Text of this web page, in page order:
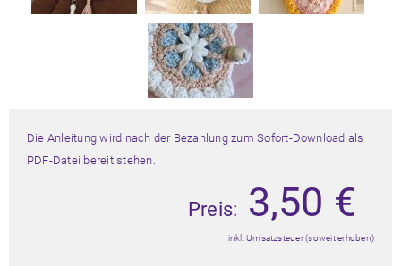
Die Anleitung wird nach der Bezahlung zum Sofort-Download als
PDF-Datei bereit stehen.
Preis: 3,50 €
inkl. Umsatzsteuer (soweit erhoben)